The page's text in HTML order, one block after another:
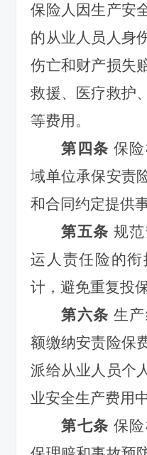
保险人因生产安
的从业人员人身
伤亡和财产损失
救援、医疗救护
等费用。
第四条 保
域单位承保安责
和合同约定提供
第五条 规
运人责任险的
计，避免重复投保
第六条 生
额缴纳安责险保
派给从业人员个
业安全生产费用
第七条 保